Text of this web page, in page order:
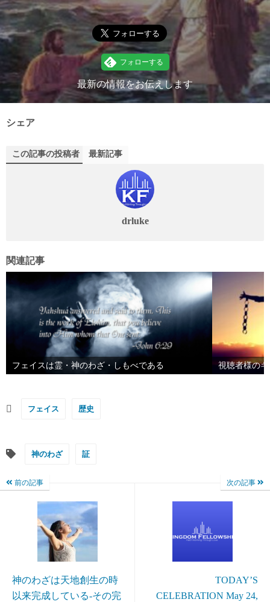
最新の情報をお伝えします
シェア
この記事の投稿者 最新記事
drluke
関連記事
フェイスは霊・神のわざ・しもべである 視聴者様の
フェイス 歴史
神のわざ 証
前の記事
神のわざは天地創生の時
以来完成している-その完
次の記事
TODAY’S
CELEBRATION May 24,